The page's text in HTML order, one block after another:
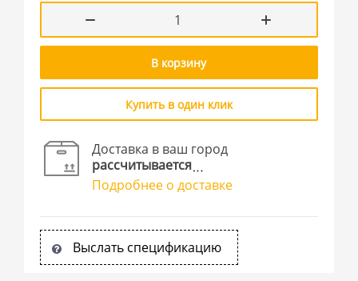
В корзину
Купить в один клик
Доставка в ваш город
рассчитывается
Подробнее о доставке
Выслать спецификацию